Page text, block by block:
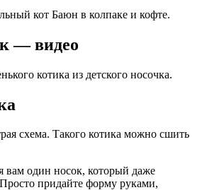
кот Баюн в колпаке и кофте.
— видео
котика из детского носочка.
схема. Такого котика можно сшить
вам один носок, который даже
придайте форму руками,